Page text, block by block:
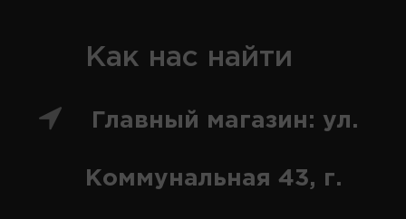
Как нас найти
Главный магазин: ул.
Коммунальная 43, г.